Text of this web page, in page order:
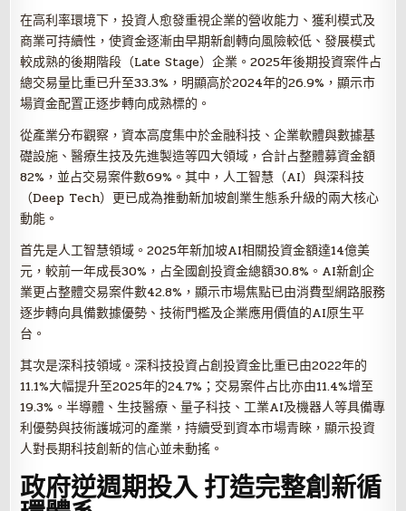
在高利率環境下，投資人愈發重視企業的營收能力、獲利模式及
商業可持續性，使資金逐漸由早期新創轉向風險較低、發展模式
較成熟的後期階段（Late Stage）企業。2025年後期投資案件占
總交易量比重已升至33.3%，明顯高於2024年的26.9%，顯示市
場資金配置正逐步轉向成熟標的。
從產業分布觀察，資本高度集中於金融科技、企業軟體與數據基
礎設施、醫療生技及先進製造等四大領域，合計占整體募資金額
82%，並占交易案件數69%。其中，人工智慧（AI）與深科技
（Deep Tech）更已成為推動新加坡創業生態系升級的兩大核心
動能。
首先是人工智慧領域。2025年新加坡AI相關投資金額達14億美
元，較前一年成長30%，占全國創投資金總額30.8%。AI新創企
業更占整體交易案件數42.8%，顯示市場焦點已由消費型網路服務
逐步轉向具備數據優勢、技術門檻及企業應用價值的AI原生平
台。
其次是深科技領域。深科技投資占創投資金比重已由2022年的
11.1%大幅提升至2025年的24.7%；交易案件占比亦由11.4%增至
19.3%。半導體、生技醫療、量子科技、工業AI及機器人等具備專
利優勢與技術護城河的產業，持續受到資本市場青睞，顯示投資
人對長期科技創新的信心並未動搖。
政府逆週期投入 打造完整創新循